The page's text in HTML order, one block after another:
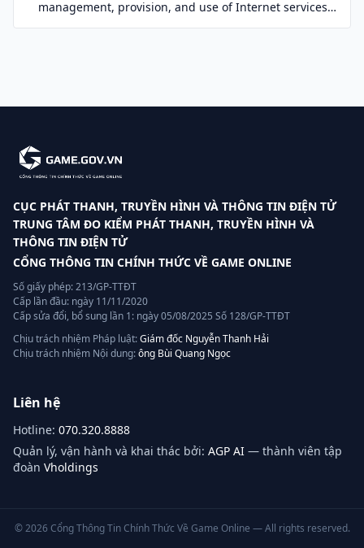
management, provision, and use of Internet services
CỤC PHÁT THANH, TRUYỀN HÌNH VÀ THÔNG TIN ĐIỆN TỬ
TRUNG TÂM ĐO KIỂM PHÁT THANH, TRUYỀN HÌNH VÀ
THÔNG TIN ĐIỆN TỬ
CỔNG THÔNG TIN CHÍNH THỨC VỀ GAME ONLINE
Số giấy phép: 213/GP-TTĐT
Cấp lần đầu: ngày 11/11/2020
Cấp sửa đổi, bổ sung lần 1: ngày 05/08/2025 Số 128/GP-TTĐT
Chịu trách nhiệm Pháp luật:Giám đốc Nguyễn Thanh Hải
Chịu trách nhiệm Nội dung:ông Bùi Quang Ngọc
Liên hệ
Hotline: 070.320.8888
Quản lý, vận hành và khai thác bởi: AGP AI — thành viên tập
đoàn Vholdings
©2026 Cổng Thông Tin Chính Thức Về Game Online — All rights reserved.